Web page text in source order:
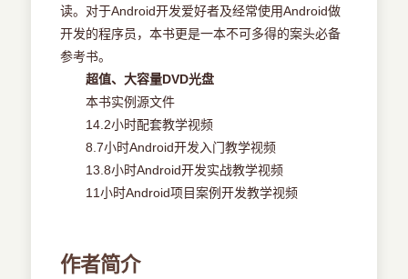
读。对于Android开发爱好者及经常使用Android做
开发的程序员，本书更是一本不可多得的案头必备
参考书。
超值、大容量DVD光盘
本书实例源文件
14.2小时配套教学视频
8.7小时Android开发入门教学视频
13.8小时Android开发实战教学视频
11小时Android项目案例开发教学视频
作者简介